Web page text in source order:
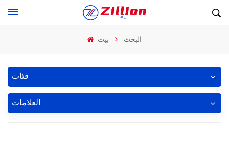
بيت البحث
فئات
العلامات